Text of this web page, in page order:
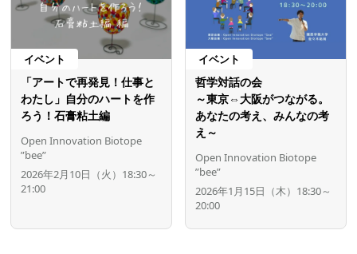
イベント
「アートで再発見！仕事と
わたし」自分のハートを作
ろう！石膏粘土編
Open Innovation Biotope
”bee”
2026年2月10日（火）18:30～
21:00
イベント
哲学対話の会
～東京⇔大阪がつながる。
あなたの考え、みんなの考
え～
Open Innovation Biotope
”bee”
2026年1月15日（木）18:30～
20:00